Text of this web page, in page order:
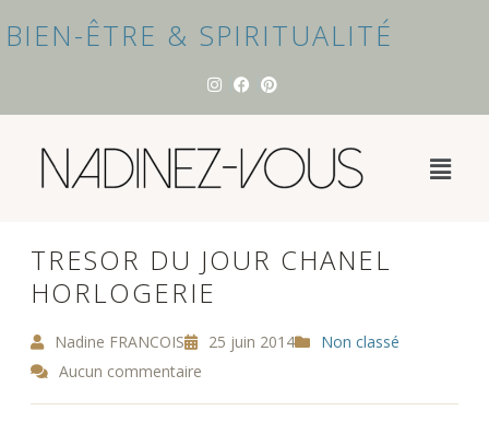
BIEN-ÊTRE & SPIRITUALITÉ
TRESOR DU JOUR CHANEL
HORLOGERIE
Nadine FRANCOIS 25 juin 2014
Non classé
Aucun commentaire